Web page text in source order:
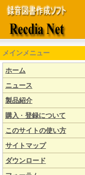
メインメニュー
ホーム
ニュース
製品紹介
購入 · 登録について
このサイトの使い方
サイトマップ
ダウンロード